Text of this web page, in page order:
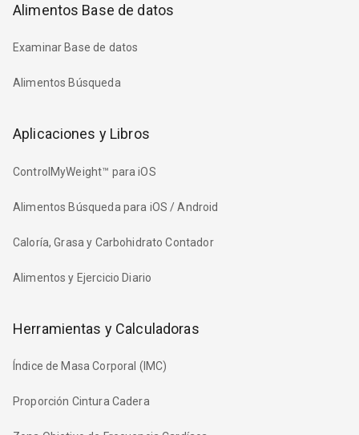
Alimentos Base de datos
Examinar Base de datos
Alimentos Búsqueda
Aplicaciones y Libros
ControlMyWeight™ para iOS
Alimentos Búsqueda para iOS / Android
Caloría, Grasa y Carbohidrato Contador
Alimentos y Ejercicio Diario
Herramientas y Calculadoras
Índice de Masa Corporal (IMC)
Proporción Cintura Cadera